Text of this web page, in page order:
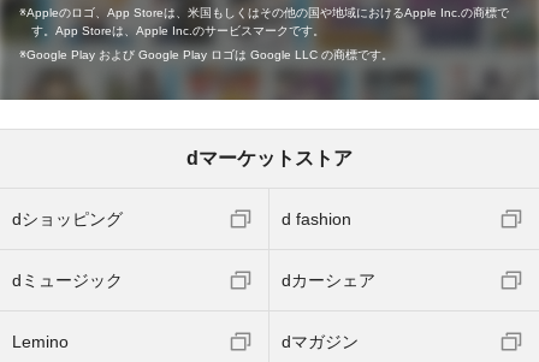
Appleのロゴ、App Storeは、米国もしくはその他の国や地域におけるApple Inc.の商標で
す。App Storeは、Apple Inc.のサービスマークです。
Google Play および Google Play ロゴは Google LLC の商標です。
dマーケットストア
dショッピング d fashion
dミュージック dカーシェア
Lemino dマガジン